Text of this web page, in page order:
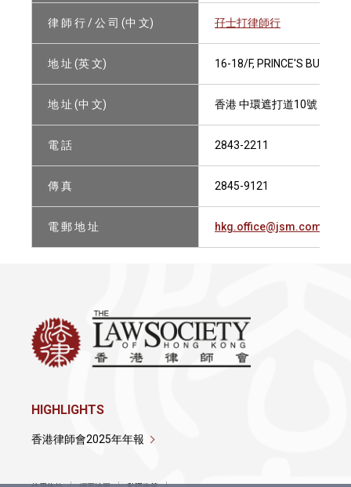
律 師 行 / 公 司 (中 文) 孖士打律師行
地 址 (英 文) 16-18/F, PRINCE'S
地 址 (中 文) 香港 中環遮打道10號 太子
電 話 2843-2211
傳 真 2845-9121
電 郵 地 址 hkg.office@jsm.com
HIGHLIGHTS
香港律師會2025年年報